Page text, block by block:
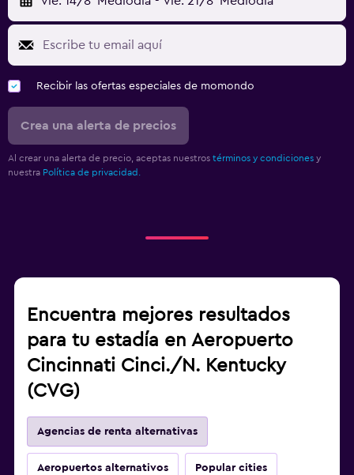
Recibir las ofertas especiales de momondo
Crea una alerta de precios
Al crear una alerta de precio, aceptas nuestros términos y condiciones y
nuestra Política de privacidad.
Encuentra mejores resultados
para tu estadía en Aeropuerto
Cincinnati Cinci./N. Kentucky
(CVG)
Agencias de renta alternativas
Aeropuertos alternativos Popular cities